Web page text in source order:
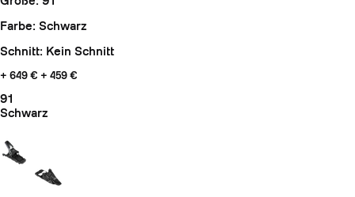
Farbe: Schwarz
Schnitt: Kein Schnitt
+ 649 € + 459 €
91
Schwarz